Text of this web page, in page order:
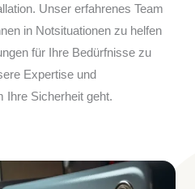
Unser erfahrenes Team
in Notsituationen zu helfen
für Ihre Bedürfnisse zu
Expertise und
Ihre Sicherheit geht.